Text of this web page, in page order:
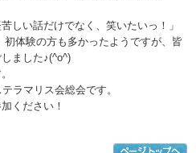
しい話だけでなく、笑いたいっ！」
体験の方も多かったようですが、皆
ました♪(^o^)
ラマリス会総会です。
ください！